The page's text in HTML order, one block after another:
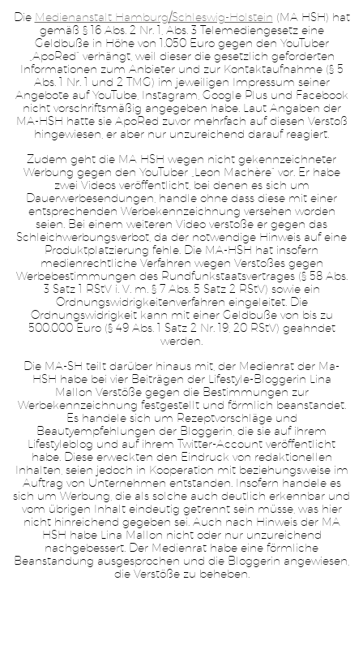
Die Medienanstalt Hamburg/Schleswig-Holstein (MA HSH) hat
gemäß § 16 Abs. 2 Nr. 1, Abs. 3 Telemediengesetz eine
Geldbuße in Höhe von 1.050 Euro gegen den YouTuber
„ApoRed“ verhängt, weil dieser die gesetzlich geforderten
Informationen zum Anbieter und zur Kontaktaufnahme (§ 5
Abs. 1 Nr. 1 und 2 TMG) im jeweiligen Impressum seiner
Angebote auf YouTube, Instagram, Google Plus und Facebook
nicht vorschriftsmäßig angegeben habe. Laut Angaben der
MA-HSH hatte sie ApoRed zuvor mehrfach auf diesen Verstoß
hingewiesen, er aber nur unzureichend darauf reagiert.
Zudem geht die MA HSH wegen nicht gekennzeichneter
Werbung gegen den YouTuber „Leon Machère“ vor. Er habe
zwei Videos veröffentlicht, bei denen es sich um
Dauerwerbesendungen, handle ohne dass diese mit einer
entsprechenden Werbekennzeichnung versehen worden
seien. Bei einem weiteren Video verstoße er gegen das
Schleichwerbungsverbot, da der notwendige Hinweis auf eine
Produktplatzierung fehle. Die MA-HSH hat insofern
medienrechtliche Verfahren wegen Verstoßes gegen
Werbebestimmungen des Rundfunkstaatsvertrages (§ 58 Abs.
3 Satz 1 RStV i. V. m. § 7 Abs. 5 Satz 2 RStV) sowie ein
Ordnungswidrigkeitenverfahren eingeleitet. Die
Ordnungswidrigkeit kann mit einer Geldbuße von bis zu
500.000 Euro (§ 49 Abs. 1 Satz 2 Nr. 19, 20 RStV) geahndet
werden.
Die MA-SH teilt darüber hinaus mit, der Medienrat der Ma-
HSH habe bei vier Beiträgen der Lifestyle-Bloggerin Lina
Mallon Verstöße gegen die Bestimmungen zur
Werbekennzeichnung festgestellt und förmlich beanstandet.
Es handele sich um Rezeptvorschläge und
Beautyempfehlungen der Bloggerin, die sie auf ihrem
Lifestyleblog und auf ihrem Twitter-Account veröffentlicht
habe. Diese erweckten den Eindruck von redaktionellen
Inhalten, seien jedoch in Kooperation mit beziehungsweise im
Auftrag von Unternehmen entstanden. Insofern handele es
sich um Werbung, die als solche auch deutlich erkennbar und
vom übrigen Inhalt eindeutig getrennt sein müsse, was hier
nicht hinreichend gegeben sei. Auch nach Hinweis der MA
HSH habe Lina Mallon nicht oder nur unzureichend
nachgebessert. Der Medienrat habe eine förmliche
Beanstandung ausgesprochen und die Bloggerin angewiesen,
die Verstöße zu beheben.